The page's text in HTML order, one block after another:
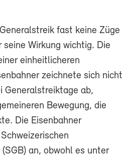
fast keine Züge
seine Wirkung wichtig. Die
einheitlicheren
zeichnete sich nicht
Generalstreiktage ab,
Bewegung, die
Die Eisenbahner
an, obwohl es unter